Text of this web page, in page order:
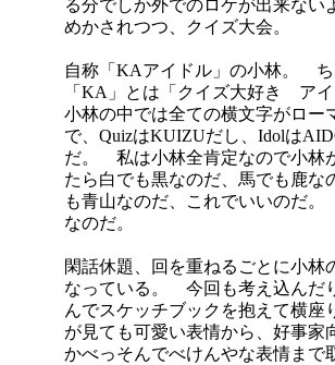
る分でしか外でのロケが出来ない
めかされつつ、クイズ大会。
自称「KAアイドル」の小林。 ち
「KA」とは「クイズ大好き アイ
小林の中では全ての横文字がロー
で、QuizはKUIZUだし、Idolは
だ。 私は小林全肯定なので小林
たら白でも黒なのだ、馬でも鹿な
も青山なのだ、これでいいのだ
なのだ。
閑話休題、回を重ねるごとに小林
なっている。 今回も考え込んだ
んでスケッチブックを抱えて横座
が見ても可愛い表情から、好事家
かべっそんでべけんやな表情まで